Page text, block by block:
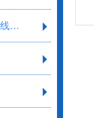
开关电源连接器分线盒气缸气阀剥线工具